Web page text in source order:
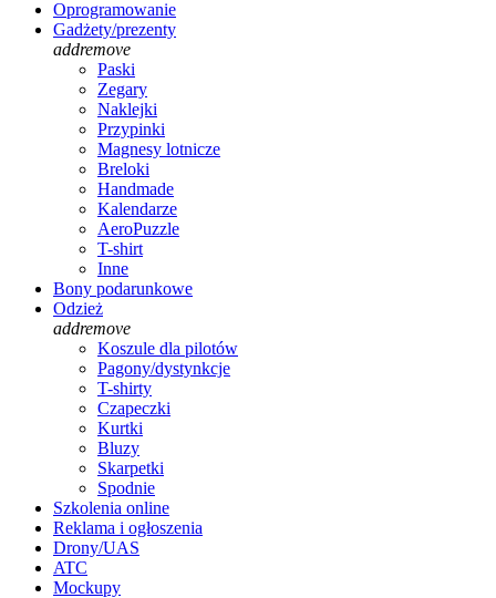
Oprogramowanie
Gadżety/prezenty
addremove
Paski
Zegary
Naklejki
Przypinki
Magnesy lotnicze
Breloki
Handmade
Kalendarze
AeroPuzzle
T-shirt
Inne
Bony podarunkowe
Odzież
addremove
Koszule dla pilotów
Pagony/dystynkcje
T-shirty
Czapeczki
Kurtki
Bluzy
Skarpetki
Spodnie
Szkolenia online
Reklama i ogłoszenia
Drony/UAS
ATC
Mockupy